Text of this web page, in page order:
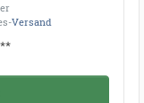
Versand